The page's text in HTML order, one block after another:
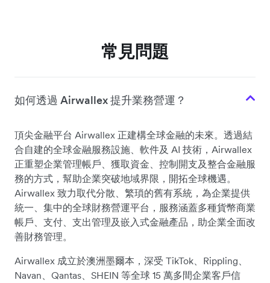
常見問題
如何透過 Airwallex 提升業務營運？
頂尖金融平台 Airwallex 正建構全球金融的未來。透過結
合自建的全球金融服務設施、軟件及 AI 技術，Airwallex
正重塑企業管理帳戶、獲取資金、控制開支及整合金融服
務的方式，幫助企業突破地域界限，開拓全球機遇。
Airwallex 致力取代分散、繁瑣的舊有系統，為企業提供
統一、集中的全球財務營運平台，服務涵蓋多種貨幣商業
帳戶、支付、支出管理及嵌入式金融產品，助企業全面改
善財務管理。
Airwallex 成立於澳洲墨爾本，深受 TikTok、Rippling、
Navan、Qantas、SHEIN 等全球 15 萬多間企業客戶信